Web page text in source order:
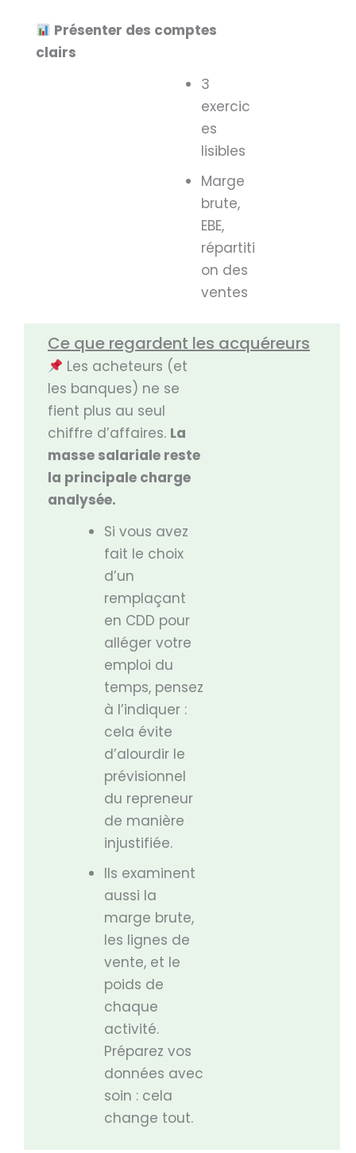
Présenter des comptes
clairs
3
exercic
es
lisibles
Marge
brute,
EBE,
répartiti
on des
ventes
Ce que regardent les acquéreurs
Les acheteurs (et
les banques) ne se
fient plus au seul
chiffre d’affaires. La
masse salariale reste
la principale charge
analysée.
Si vous avez
fait le choix
d’un
remplaçant
en CDD pour
alléger votre
emploi du
temps, pensez
à l’indiquer :
cela évite
d’alourdir le
prévisionnel
du repreneur
de manière
injustifiée.
Ils examinent
aussi la
marge brute,
les lignes de
vente, et le
poids de
chaque
activité.
Préparez vos
données avec
soin : cela
change tout.